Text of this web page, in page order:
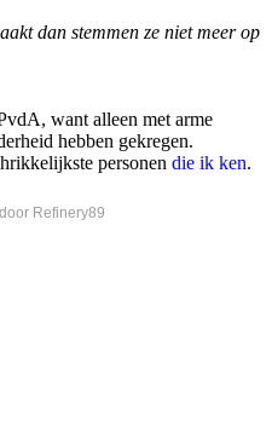
dan stemmen ze niet meer op
want alleen met arme
hebben gekregen.
personen die ik ken.
Refinery89